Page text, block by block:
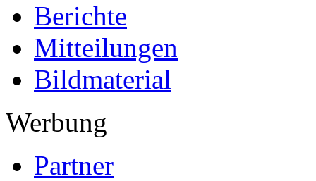
Berichte
Mitteilungen
Bildmaterial
Werbung
Partner